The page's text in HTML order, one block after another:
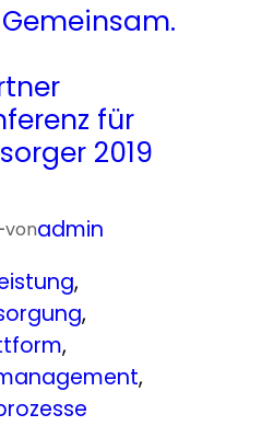
für
2019
vonadmin